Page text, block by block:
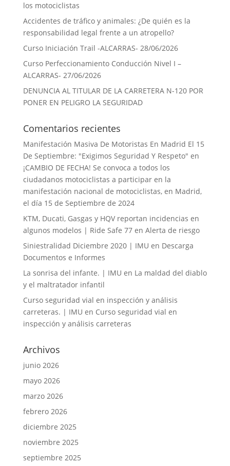
los motociclistas
Accidentes de tráfico y animales: ¿De quién es la
responsabilidad legal frente a un atropello?
Curso Iniciación Trail -ALCARRAS- 28/06/2026
Curso Perfeccionamiento Conducción Nivel I –
ALCARRAS- 27/06/2026
DENUNCIA AL TITULAR DE LA CARRETERA N-120 POR
PONER EN PELIGRO LA SEGURIDAD
Comentarios recientes
Manifestación Masiva De Motoristas En Madrid El 15
De Septiembre: "Exigimos Seguridad Y Respeto" en
¡CAMBIO DE FECHA! Se convoca a todos los
ciudadanos motociclistas a participar en la
manifestación nacional de motociclistas, en Madrid,
el día 15 de Septiembre de 2024
KTM, Ducati, Gasgas y HQV reportan incidencias en
algunos modelos | Ride Safe 77en Alerta de riesgo
Siniestralidad Diciembre 2020 | IMU en Descarga
Documentos e Informes
La sonrisa del infante. | IMU en La maldad del diablo
y el maltratador infantil
Curso seguridad vial en inspección y análisis
carreteras. | IMU en Curso seguridad vial en
inspección y análisis carreteras
Archivos
junio 2026
mayo 2026
marzo 2026
febrero 2026
diciembre 2025
noviembre 2025
septiembre 2025